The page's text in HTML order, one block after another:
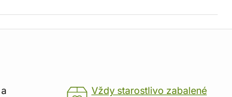
a
Vždy starostlivo zabalené